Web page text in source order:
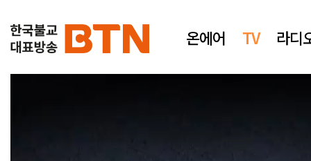
온에어 TV 라디